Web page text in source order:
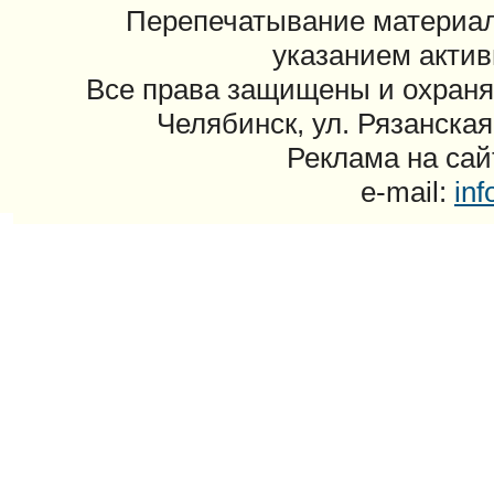
Перепечатывание
указанием
Все права защищены и
Челябинск, ул.
Реклама на
e-mail: